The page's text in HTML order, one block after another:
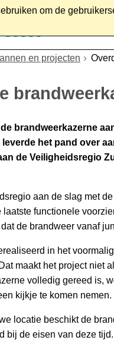
om de
en projecten
brandweerkazerne
het pand over
de Veiligheidsregio
aan de slag met
laatste functionele
de brandweer vanaf
in het
maakt het project niet
volledig gereed is,
kijkje te komen
locatie beschikt de
bij de eisen van deze tijd.